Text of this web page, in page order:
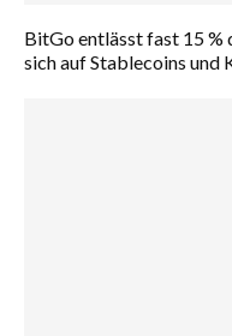
BitGo entlässt fast 15
sich auf Stablecoins und